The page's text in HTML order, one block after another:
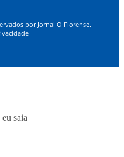
por Jornal O Florense.
saia